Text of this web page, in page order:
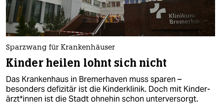
Sparzwang für Krankenhäuser
Kinder heilen lohnt sich nicht
Das Krankenhaus in Bremerhaven muss sparen –
besonders defizitär ist die Kinderklinik. Doch mit Kin­der­
ärz­t*in­nen ist die Stadt ohnehin schon unterversorgt.